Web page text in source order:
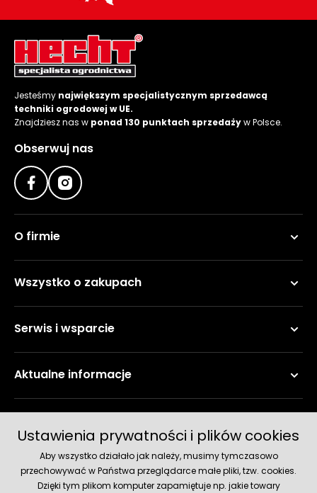
Jesteśmy największym specjalistycznym sprzedawcą
techniki ogrodowej w UE.
Znajdziesz nas w ponad 130 punktach sprzedażyw Polsce.
Obserwuj nas
O firmie
Wszystko o zakupach
Serwis i wsparcie
Aktualne informacje
Ustawienia prywatności i plików cookies
Aby wszystko działało jak należy, musimy tymczasowo
przechowywać w Państwa przeglądarce małe pliki, tzw. cookies.
Dzięki tym plikom komputer zapamiętuje np. jakie towary